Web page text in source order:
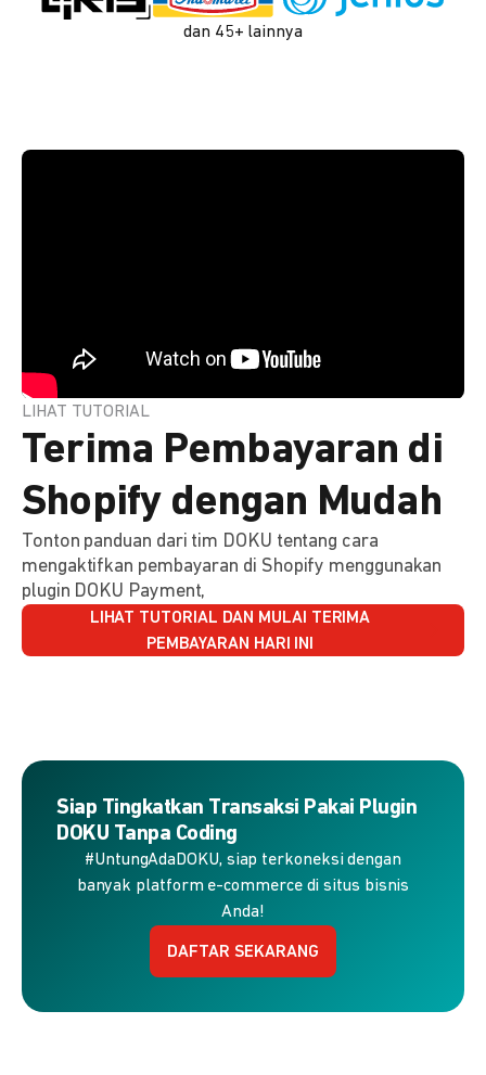
dan 45+ lainnya
LIHAT TUTORIAL
Terima Pembayaran di
Shopify dengan Mudah
Tonton panduan dari tim DOKU tentang cara
mengaktifkan pembayaran di Shopify menggunakan
plugin DOKU Payment,
LIHAT TUTORIAL DAN MULAI TERIMA
PEMBAYARAN HARI INI
Siap Tingkatkan Transaksi Pakai Plugin
DOKU Tanpa Coding
#UntungAdaDOKU, siap terkoneksi dengan
banyak platform e-commerce di situs bisnis
Anda!
DAFTAR SEKARANG